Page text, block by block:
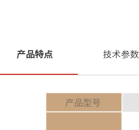
产品特点 技术参数